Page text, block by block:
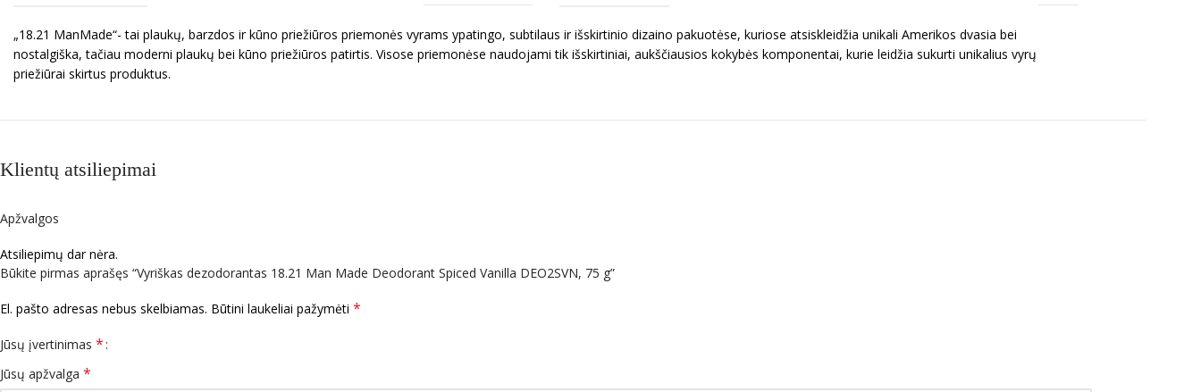
„18.21 ManMade“- tai plaukų, barzdos ir kūno priežiūros priemonės vyrams ypatingo, subtilaus ir išskirtinio dizaino pakuotėse, kuriose atsiskleidžia unikali Amerikos dvasia bei
nostalgiška, tačiau moderni plaukų bei kūno priežiūros patirtis. Visose priemonėse naudojami tik išskirtiniai, aukščiausios kokybės komponentai, kurie leidžia sukurti unikalius vyrų
priežiūrai skirtus produktus.
Klientų atsiliepimai
Apžvalgos
Atsiliepimų dar nėra.
Būkite pirmas aprašęs “Vyriškas dezodorantas 18.21 Man Made Deodorant Spiced Vanilla DEO2SVN, 75 g”
El. pašto adresas nebus skelbiamas. Būtini laukeliai pažymėti *
Jūsų įvertinimas *
Jūsų apžvalga *